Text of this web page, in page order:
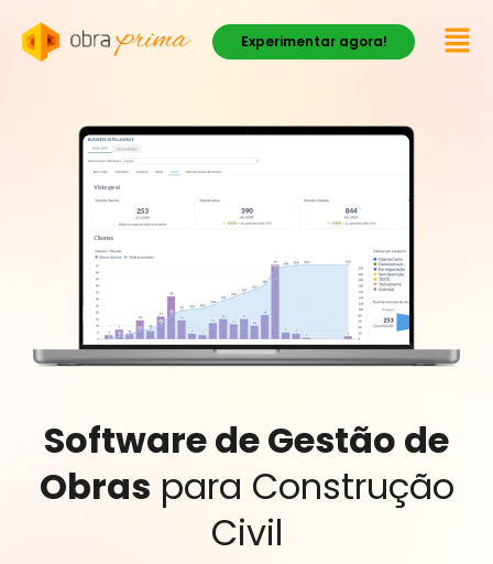
Experimentar agora!
Software de Gestão de
Obras para Construção
Civil